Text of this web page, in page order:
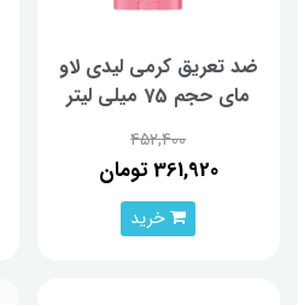
ضد تعریق کرمی لیدی لاو
مای حجم 75 میلی لیتر
452,400
361,920 تومان
خرید